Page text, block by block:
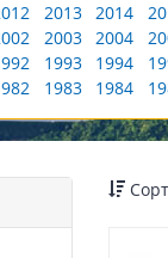
2013 2014
2003 2004
1993 1994
1983 1984